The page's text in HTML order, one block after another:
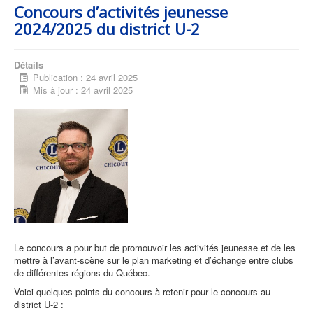
Concours d’activités jeunesse
2024/2025 du district U-2
Détails
Publication : 24 avril 2025
Mis à jour : 24 avril 2025
Le concours a pour but de promouvoir les activités jeunesse et de les
mettre à l’avant-scène sur le plan marketing et d’échange entre clubs
de différentes régions du Québec.
Voici quelques points du concours à retenir pour le concours au
district U-2 :